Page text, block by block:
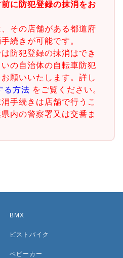
に防犯登録の抹消をお
その店舗がある都道府
続きが可能です。
防犯登録の抹消はでき
の自治体の自転車防犯
願いいたします。詳し
る方法 をご覧ください。
手続きは店舗で行うこ
内の警察署又は交番ま
BMX
ピストバイク
ベビーカー